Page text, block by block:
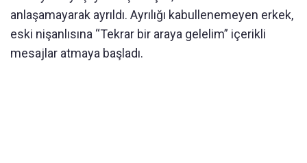
anlaşamayarak ayrıldı. Ayrılığı kabullenemeyen erkek,
eski nişanlısına “Tekrar bir araya gelelim” içerikli
mesajlar atmaya başladı.